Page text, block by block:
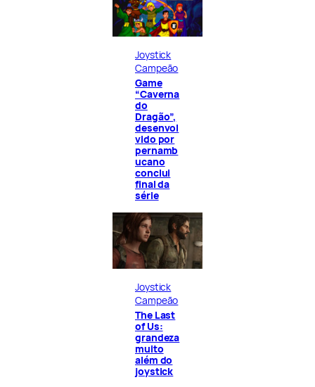
Joystick
Campeão
Game
“Caverna
do
Dragão”,
desenvol
vido por
pernamb
ucano
conclui
final da
série
Joystick
Campeão
The Last
of Us:
grandeza
muito
além do
joystick